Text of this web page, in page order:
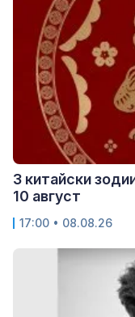
3 китайски
10 август
17:00 • 08.08.26